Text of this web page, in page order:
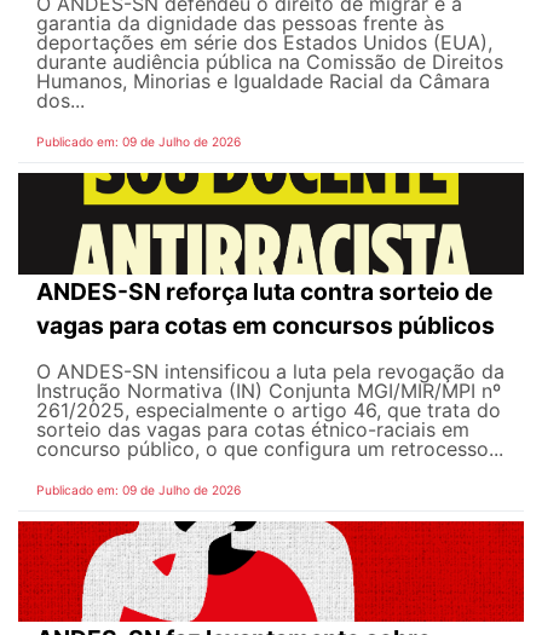
garantia da dignidade das pessoas frente às
deportações em série dos Estados Unidos (EUA),
durante audiência pública na Comissão de Direitos
Humanos, Minorias e Igualdade Racial da Câmara
dos...
Publicado em: 09 de Julho de 2026
ANDES-SN reforça luta contra sorteio de
vagas para cotas em concursos públicos
O ANDES-SN intensificou a luta pela revogação da
Instrução Normativa (IN) Conjunta MGI/MIR/MPI nº
261/2025, especialmente o artigo 46, que trata do
sorteio das vagas para cotas étnico-raciais em
concurso público, o que configura um retrocesso...
Publicado em: 09 de Julho de 2026